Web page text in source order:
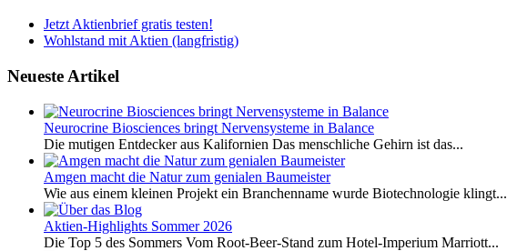
Jetzt Aktienbrief gratis testen!
Wohlstand mit Aktien (langfristig)
Neueste Artikel
Neurocrine Biosciences bringt Nervensysteme in Balance
Die mutigen Entdecker aus Kalifornien Das menschliche Gehirn ist das...
Amgen macht die Natur zum genialen Baumeister
Wie aus einem kleinen Projekt ein Branchenname wurde Biotechnologie klingt...
Aktien-Highlights Sommer 2026
Die Top 5 des Sommers Vom Root-Beer-Stand zum Hotel-Imperium Marriott...